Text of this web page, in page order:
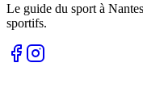
Le guide du sport à Nantes
sportifs.